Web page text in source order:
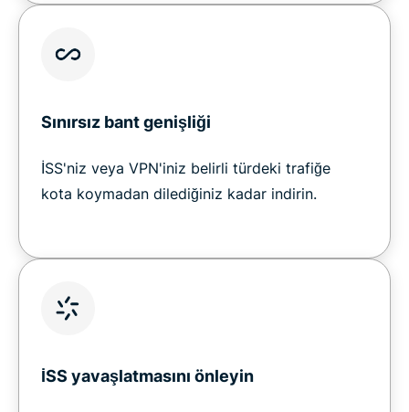
Sınırsız bant genişliği
İSS'niz veya VPN'iniz belirli türdeki trafiğe
kota koymadan dilediğiniz kadar indirin.
İSS yavaşlatmasını önleyin